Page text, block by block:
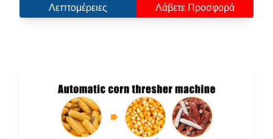
Λεπτομέρειες Λάβετε Προσφορά